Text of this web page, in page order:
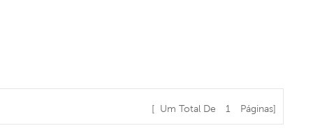
[ Um Total De 1 Páginas]